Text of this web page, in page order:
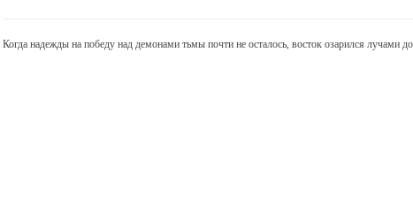
Когда надежды на победу над демонами тьмы почти не осталось, восток озарился лучами